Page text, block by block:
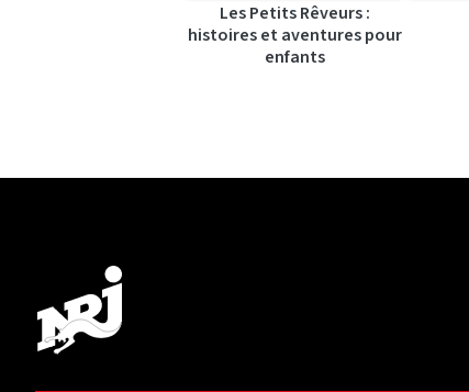
Les Petits Rêveurs :
histoires et aventures pour
enfants